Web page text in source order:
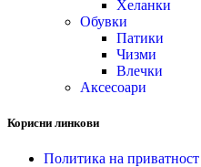
Хеланки
Обувки
Патики
Чизми
Влечки
Аксесоари
Корисни линкови
Политика на приватност